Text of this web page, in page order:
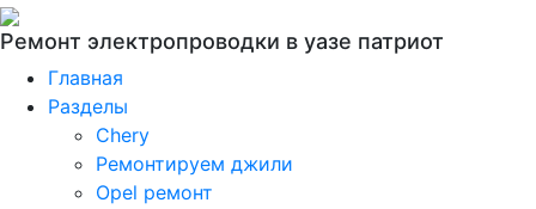
Ремонт электропроводки в уазе патриот
Главная
Разделы
Chery
Ремонтируем джили
Opel ремонт